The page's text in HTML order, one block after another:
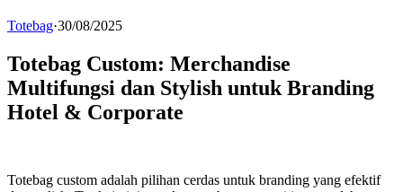
Totebag·30/08/2025
Totebag Custom: Merchandise
Multifungsi dan Stylish untuk Branding
Hotel & Corporate
Totebag custom adalah pilihan cerdas untuk branding yang efektif